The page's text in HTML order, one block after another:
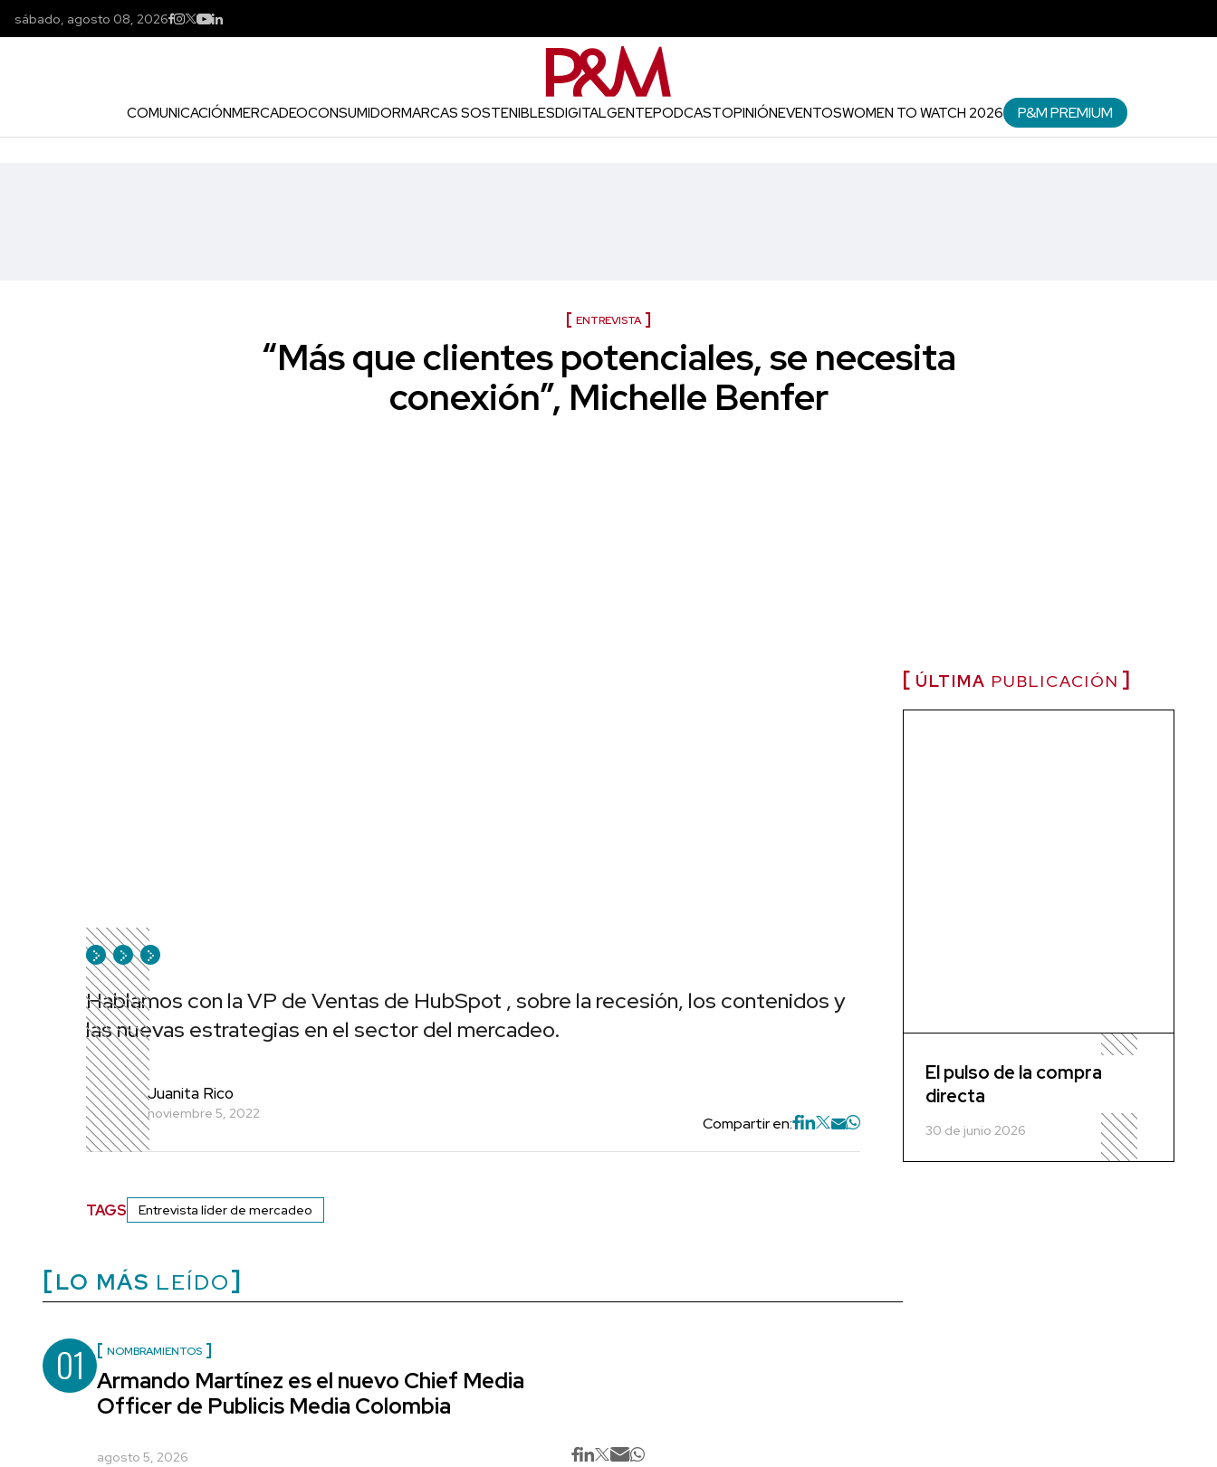
sábado, agosto 08, 2026
COMUNICACIÓNMERCADEOCONSUMIDORMARCAS SOSTENIBLESDIGITALGENTEPODCASTOPINIÓNEVENTOSWOMEN TO WATCH 2026 P&M PREMIUM
ENTREVISTA
“Más que clientes potenciales, se necesita
conexión”, Michelle Benfer
Hablamos con la VP de Ventas de HubSpot , sobre la recesión, los contenidos y
las nuevas estrategias en el sector del mercadeo.
Juanita Rico
noviembre 5, 2022
Compartir en:
TAGS Entrevista líder de mercadeo
LO MÁS LEÍDO
01 NOMBRAMIENTOS
Armando Martínez es el nuevo Chief Media
Officer de Publicis Media Colombia
agosto 5, 2026
ÚLTIMA PUBLICACIÓN
El pulso de la compra
directa
30 de junio 2026